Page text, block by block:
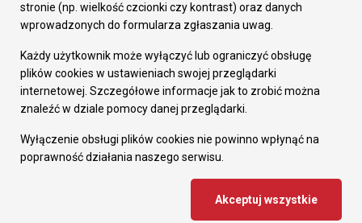
Środki krajowe
Oferty inwestycyjne
Pozostałe
Deklaracja dostępności
Dane osobowe
Dodaj opinię o witrynie
stronie (np. wielkość czcionki czy kontrast) oraz danych
wprowadzonych do formularza zgłaszania uwag.
Każdy użytkownik może wyłączyć lub ograniczyć obsługę
plików cookies w ustawieniach swojej przeglądarki
internetowej. Szczegółowe informacje jak to zrobić można
znaleźć w dziale pomocy danej przeglądarki.
Wyłączenie obsługi plików cookies nie powinno wpłynąć na
poprawność działania naszego serwisu.
Akceptuj wszystkie